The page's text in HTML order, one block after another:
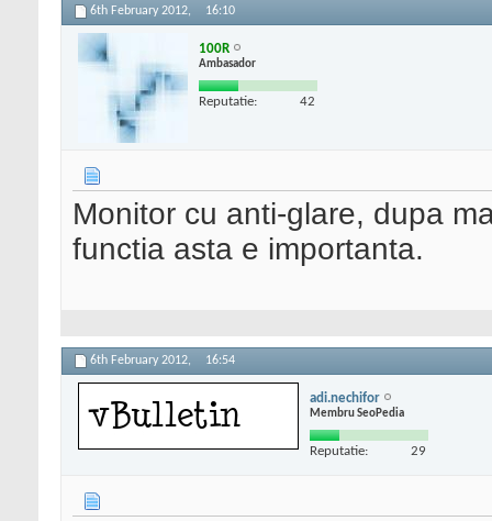
6th February 2012, 16:10
100R
Ambasador
Reputatie: 42
Monitor cu anti-glare, dupa
functia asta e importanta.
6th February 2012, 16:54
adi.nechifor
Membru SeoPedia
Reputatie: 29